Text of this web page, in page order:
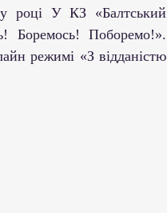
зі стейкхолдерами
Боремось! Поборемо!».
режимі «З відданістю